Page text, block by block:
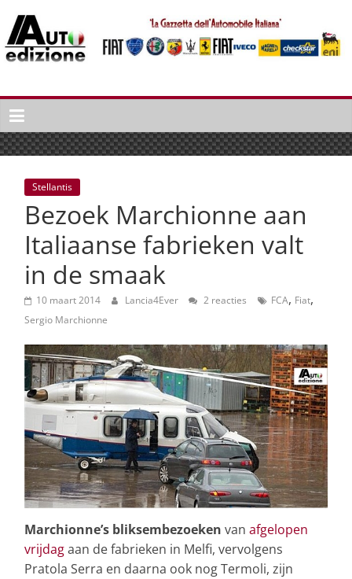
naar
inhoud
Auto
Edizione
La
Gazetta
dell'Automobile
Italiana
Italiaans
autonieuws
lifestyle
Stellantis
Bezoek Marchionne aan
Italiaanse fabrieken valt
in de smaak
10 maart 2014 Lancia4Ever 2 reacties FCA, Fiat,
Sergio Marchionne
Marchionne’s bliksembezoeken van afgelopen
vrijdagaan de fabrieken in Melfi, vervolgens
Pratola Serra en daarna ook nog Termoli, zijn